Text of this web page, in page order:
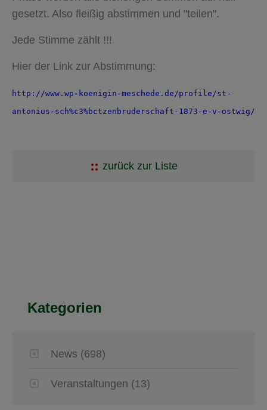
gesetzt. Also fleißig abstimmen und "teilen".
Jede Stimme zählt !!!
Hier der Link zur Abstimmung:
http://www.wp-koenigin-meschede.de/profile/st-
antonius-sch%c3%bctzenbruderschaft-1873-e-v-ostwig/
zurück zur Liste
Kategorien
News (698)
Veranstaltungen (13)